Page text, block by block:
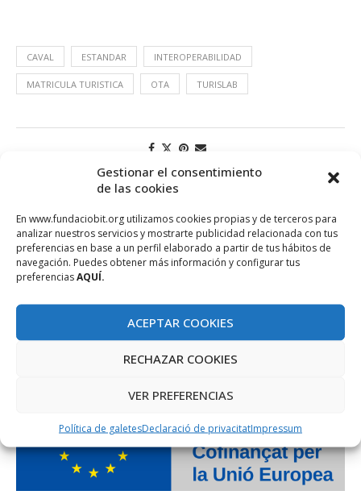
Gestionar el consentimiento
de las cookies
En www.fundaciobit.org utilizamos cookies propias y de terceros para
analizar nuestros servicios y mostrarte publicidad relacionada con tus
preferencias en base a un perfil elaborado a partir de tus hábitos de
navegación. Puedes obtener más información y configurar tus
preferenciasAQUÍ.
ACEPTAR COOKIES
RECHAZAR COOKIES
VER PREFERENCIAS
Política de galetesDeclaració de privacitatImpressum
CAVAL ESTANDAR INTEROPERABILIDAD
MATRICULA TURISTICA OTA TURISLAB